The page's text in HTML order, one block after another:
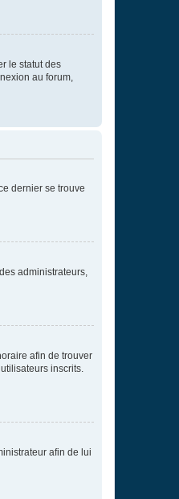
le statut des
au forum,
dernier se trouve
administrateurs,
afin de trouver
inscrits.
afin de lui